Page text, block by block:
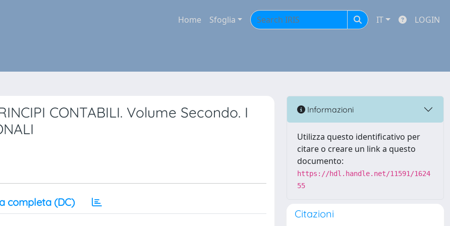
Home Sfoglia IT LOGIN
CONTABILI. Volume Secondo. I
completa (DC)
Informazioni
Utilizza questo identificativo per
citare o creare un link a questo
documento:
https://hdl.handle.net/11591/1624
55
Citazioni